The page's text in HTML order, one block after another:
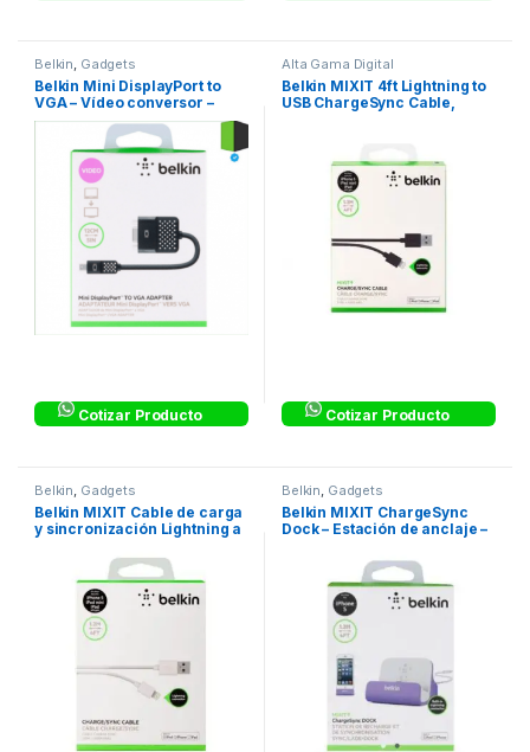
Belkin, Gadgets
Belkin Mini DisplayPort to
VGA – Vídeo conversor –
DisplayPort
Cotizar Producto
Alta Gama Digital
Belkin MIXIT 4ft Lightning to
USB ChargeSync Cable,
Cotizar Producto
Belkin, Gadgets
Belkin MIXIT Cable de carga
y sincronización Lightning a
Lightning (M) a USB (M)
Belkin, Gadgets
Belkin MIXIT ChargeSync
Dock – Estación de anclaje –